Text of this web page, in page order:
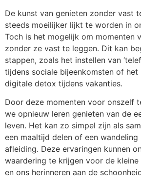
De kunst van genieten zonder vast
steeds moeilijker lijkt te worden in
Toch is het mogelijk om momenten
zonder ze vast te leggen. Dit kan
stappen, zoals het instellen van
tijdens sociale bijeenkomsten of het
digitale detox tijdens vakanties.
Door deze momenten voor onszelf
we opnieuw leren genieten van de
leven. Het kan zo simpel zijn als
een maaltijd delen of een wandeling
afleiding. Deze ervaringen kunnen
waardering te krijgen voor de
en ons herinneren aan de